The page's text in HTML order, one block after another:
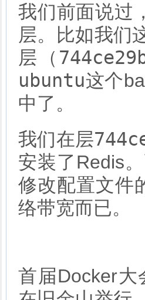
我们前面说过
层。比如我们
层（
ubuntu这个
中了。
我们在层
安装了Redis
修改配置文件
络带宽而已。
首届Docker